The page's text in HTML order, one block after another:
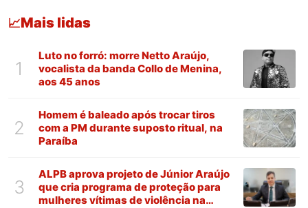
📈Mais lidas
1
Luto no forró: morre Netto Araújo,
vocalista da banda Collo de Menina,
aos 45 anos
2
Homem é baleado após trocar tiros
com a PM durante suposto ritual, na
Paraíba
3
ALPB aprova projeto de Júnior Araújo
que cria programa de proteção para
mulheres vítimas de violência na